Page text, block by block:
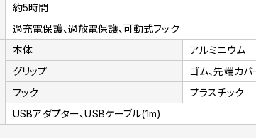
約5時間
過充電保護、過放電保護、可動式フック
本体
アルミニウム
グリップ
ゴム、先端カバ
フック
プラスチック
USBアダプター、USBケーブル(1m)